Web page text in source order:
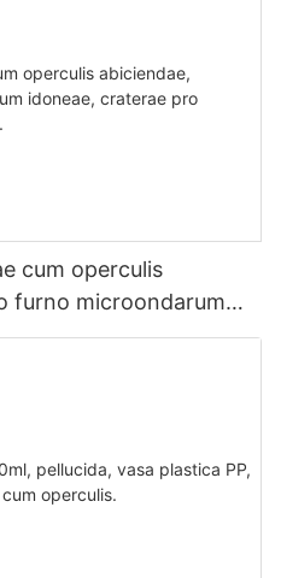
cum operculis
furno microondarum
mixtis et